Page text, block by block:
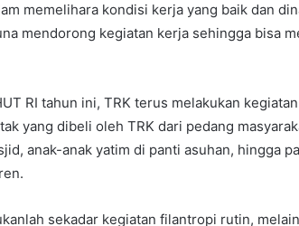
memelihara kondisi kerja yang baik dan
mendorong kegiatan kerja sehingga bisa
RI tahun ini, TRK terus melakukan
yang dibeli oleh TRK dari pedang
anak-anak yatim di panti asuhan, hingga
sekadar kegiatan filantropi rutin,